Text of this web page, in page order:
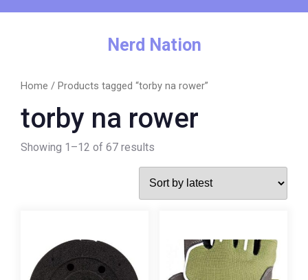
Nerd Nation
Home / Products tagged “torby na rower”
torby na rower
Showing 1–12 of 67 results